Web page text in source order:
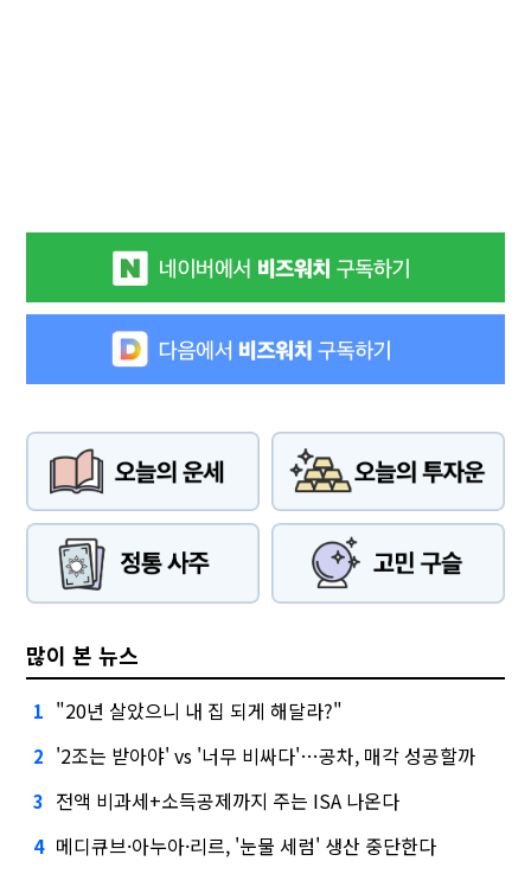
많이 본 뉴스
1 "20년 살았으니 내 집 되게 해달라?"
2 '2조는 받아야' vs '너무 비싸다'…공차, 매각 성공할까
3 전액 비과세+소득공제까지 주는 ISA 나온다
4 메디큐브·아누아·리르, '눈물 세럼' 생산 중단한다